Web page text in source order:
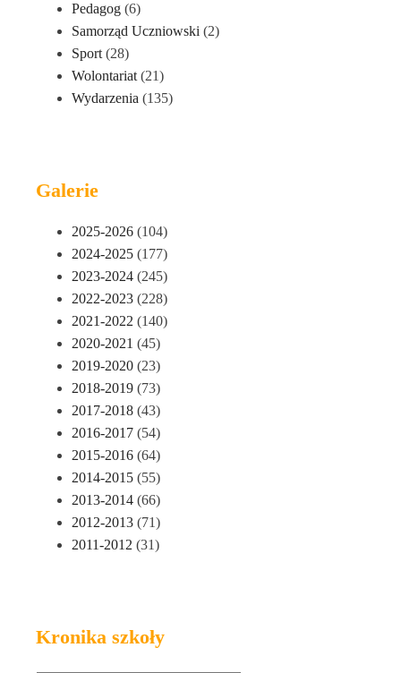
Pedagog (6)
Samorząd Uczniowski (2)
Sport (28)
Wolontariat (21)
Wydarzenia (135)
Galerie
2025-2026 (104)
2024-2025 (177)
2023-2024 (245)
2022-2023 (228)
2021-2022 (140)
2020-2021 (45)
2019-2020 (23)
2018-2019 (73)
2017-2018 (43)
2016-2017 (54)
2015-2016 (64)
2014-2015 (55)
2013-2014 (66)
2012-2013 (71)
2011-2012 (31)
Kronika szkoły